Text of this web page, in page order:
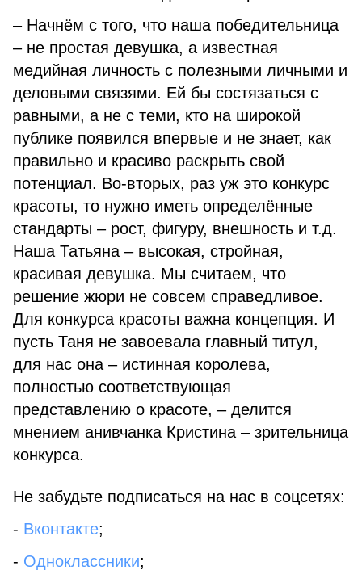
– Начнём с того, что наша победительница
– не простая девушка, а известная
медийная личность с полезными личными и
деловыми связями. Ей бы состязаться с
равными, а не с теми, кто на широкой
публике появился впервые и не знает, как
правильно и красиво раскрыть свой
потенциал. Во-вторых, раз уж это конкурс
красоты, то нужно иметь определённые
стандарты – рост, фигуру, внешность и т.д.
Наша Татьяна – высокая, стройная,
красивая девушка. Мы считаем, что
решение жюри не совсем справедливое.
Для конкурса красоты важна концепция. И
пусть Таня не завоевала главный титул,
для нас она – истинная королева,
полностью соответствующая
представлению о красоте, – делится
мнением анивчанка Кристина – зрительница
конкурса.
Не забудьте подписаться на нас в соцсетях:
- Вконтакте;
- Одноклассники;